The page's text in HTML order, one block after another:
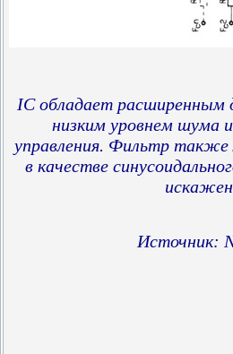
IC обладает расширенным
низким уровнем шума
управления. Фильтр
в качестве
Источник: